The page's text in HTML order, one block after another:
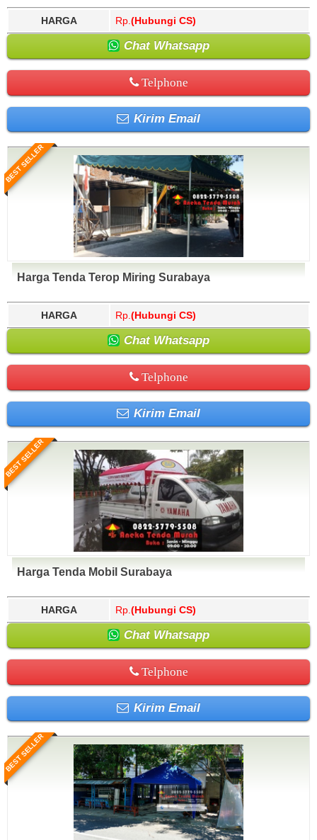
HARGA Rp. (Hubungi CS)
Chat Whatsapp
Telphone
Kirim Email
BEST SELLER
Harga Tenda Terop Miring Surabaya
HARGA Rp. (Hubungi CS)
Chat Whatsapp
Telphone
Kirim Email
BEST SELLER
Harga Tenda Mobil Surabaya
HARGA Rp. (Hubungi CS)
Chat Whatsapp
Telphone
Kirim Email
BEST SELLER